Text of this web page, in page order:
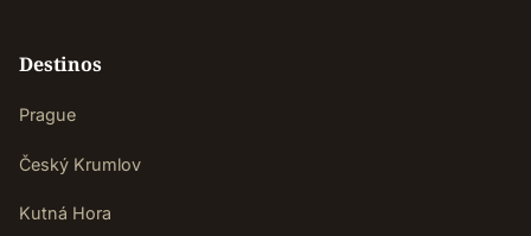
Destinos
Prague
Český Krumlov
Kutná Hora